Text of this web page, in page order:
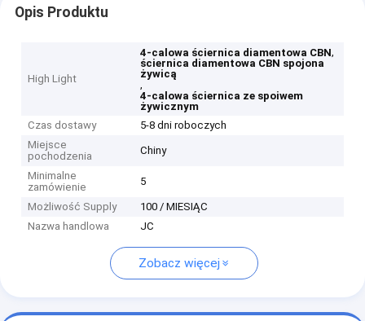
Opis Produktu
High Light
4-calowa ściernica diamentowa CBN,
ściernica diamentowa CBN spojona
żywicą
,
4-calowa ściernica ze spoiwem
żywicznym
Czas dostawy
5-8 dni roboczych
Miejsce
pochodzenia
Chiny
Minimalne
zamówienie
5
Możliwość Supply
100 / MIESIĄC
Nazwa handlowa
JC
Zobacz więcej